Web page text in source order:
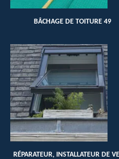
BÂCHAGE DE TOITURE 49
RÉPARATEUR, INSTALLATEUR DE